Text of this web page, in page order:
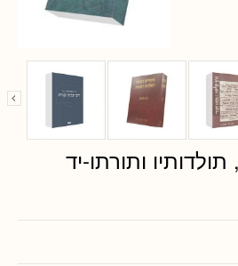
ותורתו-יד